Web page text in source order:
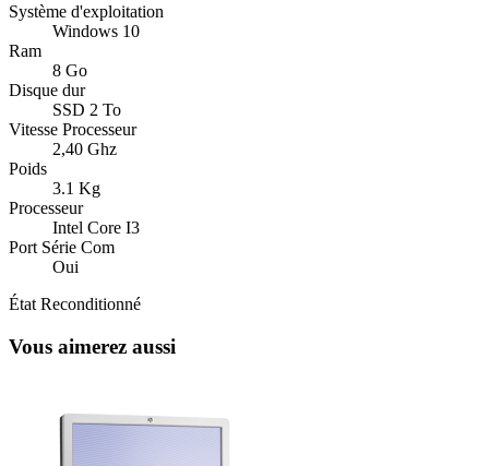
Système d'exploitation
Windows 10
Ram
8 Go
Disque dur
SSD 2 To
Vitesse Processeur
2,40 Ghz
Poids
3.1 Kg
Processeur
Intel Core I3
Port Série Com
Oui
État Reconditionné
Vous aimerez aussi